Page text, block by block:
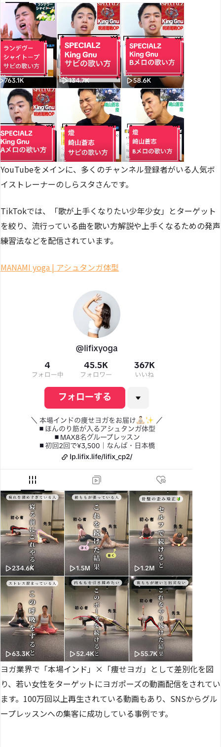
YouTubeをメインに、多くのチャンネル登録者がいる人気ボ
イストレーナーのしらスタさんです。
TikTokでは、「歌が上手くなりたい少年少女」とターゲット
を絞り、流行っている曲を歌い方解説や上手くなるための発声
練習法などを配信されています。
MANAMI yoga | アシュタンガ体型
ヨガ業界で「本場インド」×「痩せヨガ」として差別化を図
り、若い女性をターゲットにヨガポーズの動画配信をされてい
ます。100万回以上再生されている動画もあり、SNSからグル
ープレッスンへの集客に成功している事例です。